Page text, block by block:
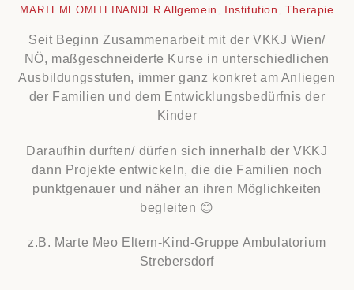
MARTEMEOMITEINANDER Allgemein Institution Therapie
Seit Beginn Zusammenarbeit mit der VKKJ Wien/
NÖ, maßgeschneiderte Kurse in unterschiedlichen
Ausbildungsstufen, immer ganz konkret am Anliegen
der Familien und dem Entwicklungsbedürfnis der
Kinder
Daraufhin durften/ dürfen sich innerhalb der VKKJ
dann Projekte entwickeln, die die Familien noch
punktgenauer und näher an ihren Möglichkeiten
begleiten 😊
z.B. Marte Meo Eltern-Kind-Gruppe Ambulatorium
Strebersdorf